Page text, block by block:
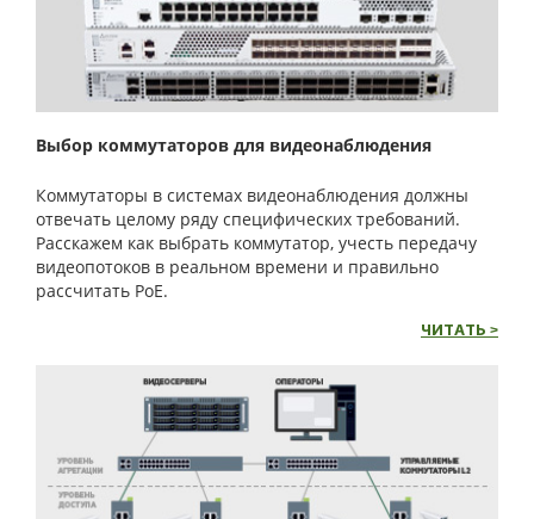
Выбор коммутаторов для видеонаблюдения
Коммутаторы в системах видеонаблюдения должны
отвечать целому ряду специфических требований.
Расскажем как выбрать коммутатор, учесть передачу
видеопотоков в реальном времени и правильно
рассчитать PoE.
ЧИТАТЬ >